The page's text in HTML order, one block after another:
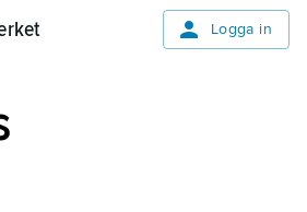
Logga in